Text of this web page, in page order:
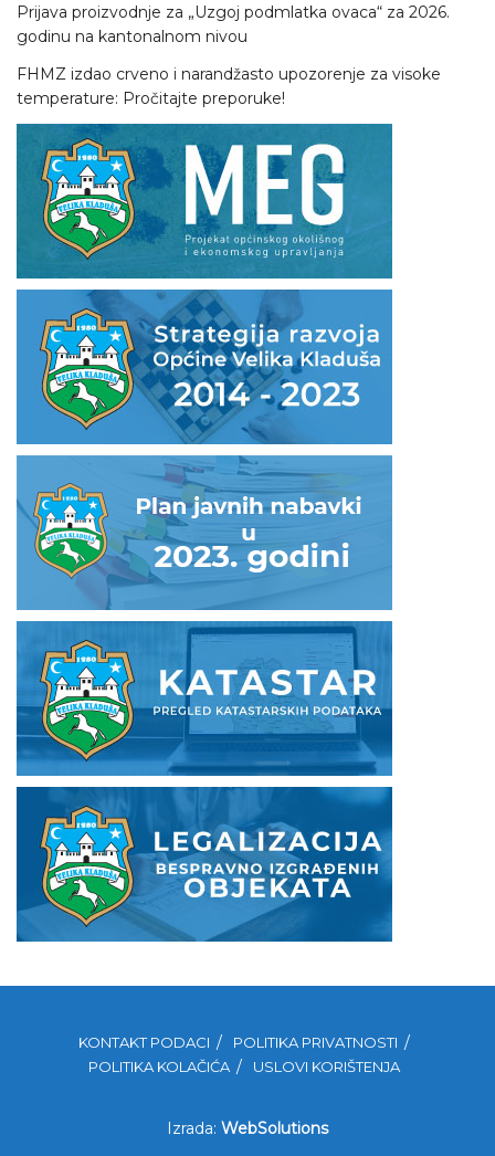
Prijava proizvodnje za „Uzgoj podmlatka ovaca“ za 2026.
godinu na kantonalnom nivou
FHMZ izdao crveno i narandžasto upozorenje za visoke
temperature: Pročitajte preporuke!
KONTAKT PODACI
POLITIKA PRIVATNOSTI
POLITIKA KOLAČIĆA
USLOVI KORIŠTENJA
Izrada: WebSolutions